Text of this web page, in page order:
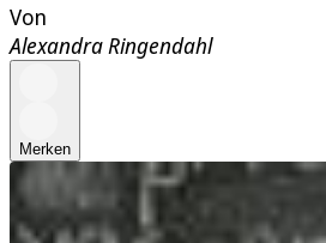
Von
Alexandra Ringendahl
Merken